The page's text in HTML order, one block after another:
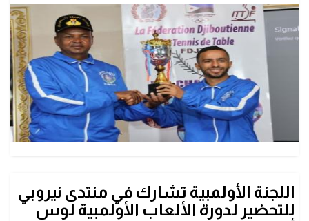
اللجنة الأولمبية تشارك في منتدى نيروبي
للتحضير لدورة الألعاب الأولمبية لوس